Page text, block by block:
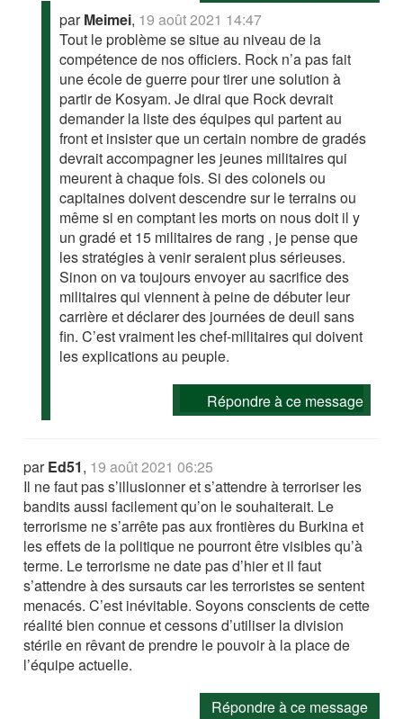
parMeimei, 19 août 2021 14:47
Tout le problème se situe au niveau de la
compétence de nos officiers. Rock n’a pas fait
une école de guerre pour tirer une solution à
partir de Kosyam. Je dirai que Rock devrait
demander la liste des équipes qui partent au
front et insister que un certain nombre de gradés
devrait accompagner les jeunes militaires qui
meurent à chaque fois. Si des colonels ou
capitaines doivent descendre sur le terrains ou
même si en comptant les morts on nous doit il y
un gradé et 15 militaires de rang , je pense que
les stratégies à venir seraient plus sérieuses.
Sinon on va toujours envoyer au sacrifice des
militaires qui viennent à peine de débuter leur
carrière et déclarer des journées de deuil sans
fin. C’est vraiment les chef-militaires qui doivent
les explications au peuple.
Répondre à ce message
parEd51, 19 août 2021 06:25
Il ne faut pas s’illusionner et s’attendre à terroriser les
bandits aussi facilement qu’on le souhaiterait. Le
terrorisme ne s’arrête pas aux frontières du Burkina et
les effets de la politique ne pourront être visibles qu’à
terme. Le terrorisme ne date pas d’hier et il faut
s’attendre à des sursauts car les terroristes se sentent
menacés. C’est inévitable. Soyons conscients de cette
réalité bien connue et cessons d’utiliser la division
stérile en rêvant de prendre le pouvoir à la place de
l’équipe actuelle.
Répondre à ce message